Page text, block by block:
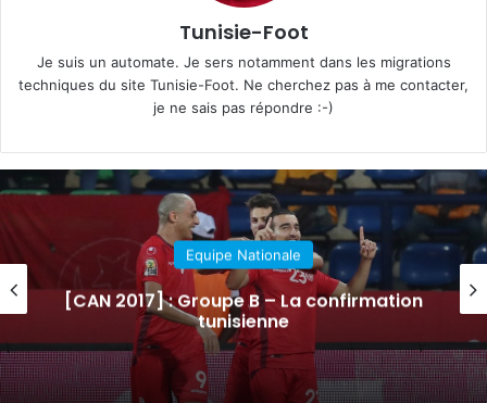
Tunisie-Foot
Je suis un automate. Je sers notamment dans les migrations
techniques du site Tunisie-Foot. Ne cherchez pas à me contacter,
je ne sais pas répondre :-)
Equipe Nationale
[CAN 2017] : Groupe B – La confirmation
tunisienne